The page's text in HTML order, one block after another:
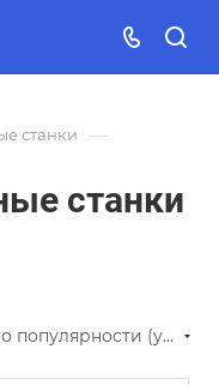
станки —
станки
По популярности (убывание)